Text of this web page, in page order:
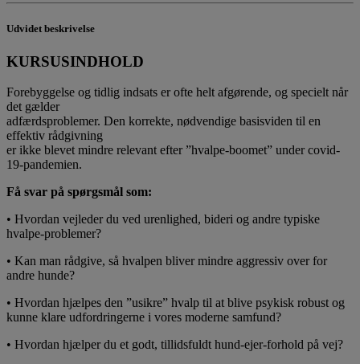
Udvidet beskrivelse
KURSUSINDHOLD
Forebyggelse og tidlig indsats er ofte helt afgørende, og specielt når
det gælder
adfærdsproblemer. Den korrekte, nødvendige basisviden til en
effektiv rådgivning
er ikke blevet mindre relevant efter ”hvalpe-boomet” under covid-
19-pandemien.
Få svar på spørgsmål som:
• Hvordan vejleder du ved urenlighed, bideri og andre typiske
hvalpe-problemer?
• Kan man rådgive, så hvalpen bliver mindre aggressiv over for
andre hunde?
• Hvordan hjælpes den ”usikre” hvalp til at blive psykisk robust og
kunne klare udfordringerne i vores moderne samfund?
• Hvordan hjælper du et godt, tillidsfuldt hund-ejer-forhold på vej?